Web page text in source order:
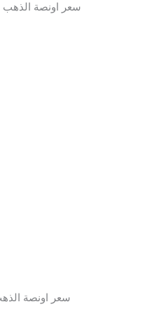
سعر اونصة الذهب
سعر اونصة